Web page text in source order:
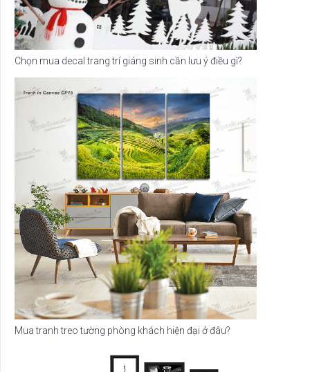
Chọn mua decal trang trí giáng sinh cần lưu ý điều gì?
Mua tranh treo tường phòng khách hiện đại ở đâu?